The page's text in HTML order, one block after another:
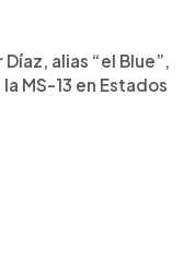
alias “el Blue”,
MS-13 en Estados